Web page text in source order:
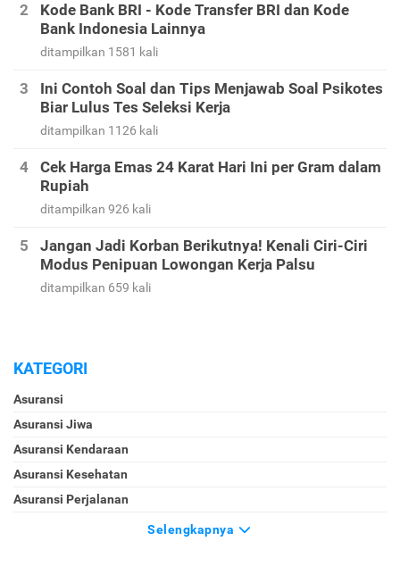
Kode Bank BRI - Kode Transfer BRI dan Kode
Bank Indonesia Lainnya
ditampilkan 1581 kali
Ini Contoh Soal dan Tips Menjawab Soal Psikotes
Biar Lulus Tes Seleksi Kerja
ditampilkan 1126 kali
Cek Harga Emas 24 Karat Hari Ini per Gram dalam
Rupiah
ditampilkan 926 kali
Jangan Jadi Korban Berikutnya! Kenali Ciri-Ciri
Modus Penipuan Lowongan Kerja Palsu
ditampilkan 659 kali
KATEGORI
Asuransi
Asuransi Jiwa
Asuransi Kendaraan
Asuransi Kesehatan
Asuransi Perjalanan
Selengkapnya